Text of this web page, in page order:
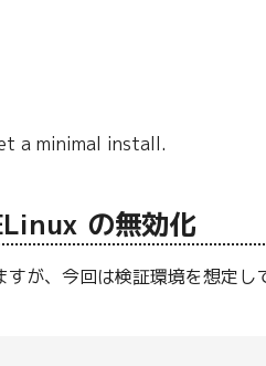
a minimal install.
の無効化
が、今回は検証環境を想定し